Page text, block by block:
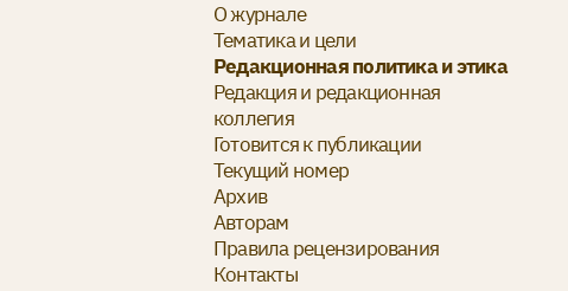
О журнале
Тематика и цели
Редакционная политика и этика
Редакция и редакционная
коллегия
Готовится к публикации
Текущий номер
Архив
Авторам
Правила рецензирования
Контакты